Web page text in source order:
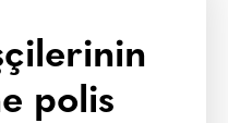
polis